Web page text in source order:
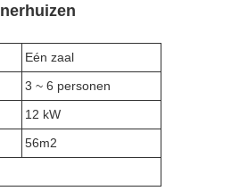
Eén zaal
3 ~ 6 personen
12 kW
56m2